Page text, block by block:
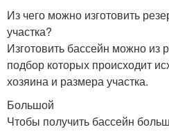
Из чего можно изготовить
участка?
Изготовить бассейн можно из
подбор которых происходит
хозяина и размера участка.
Большой
Чтобы получить бассейн